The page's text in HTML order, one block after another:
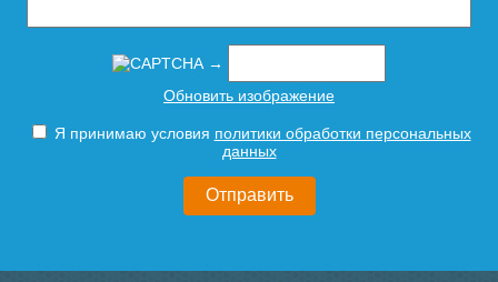
→
Обновить изображение
Я принимаю условия политики обработки персональных
данных